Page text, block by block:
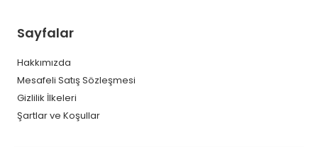
Sayfalar
Hakkımızda
Mesafeli Satış Sözleşmesi
Gizlilik İlkeleri
Şartlar ve Koşullar